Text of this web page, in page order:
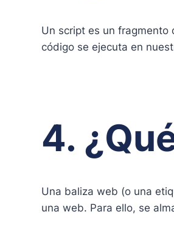
Un script es un fragmento
código se ejecuta en
4.
Una baliza web (o una
una web. Para ello, se